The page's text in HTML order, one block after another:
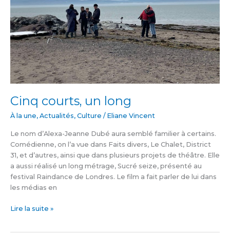
Cinq courts, un long
À la une, Actualités, Culture / Eliane Vincent
Le nom d’Alexa-Jeanne Dubé aura semblé familier à certains.
Comédienne, on l’a vue dans Faits divers, Le Chalet, District
31, et d’autres, ainsi que dans plusieurs projets de théâtre. Elle
a aussi réalisé un long métrage, Sucré seize, présenté au
festival Raindance de Londres. Le film a fait parler de lui dans
les médias en
Lire la suite »